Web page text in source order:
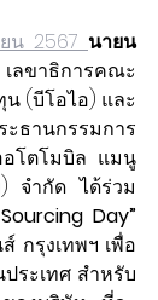
น 2567 นายน
ขาธิการคณะ
ธานกรรมการ
โตโมบิล แมนู
) จำกัด ได้ร่วม
Day”
กรุงเทพฯ เพื่อ
ระเทศ สำหรับ